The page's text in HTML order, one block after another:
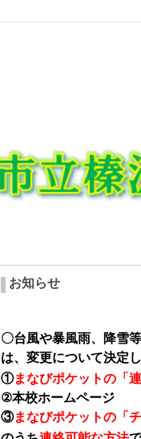
お知らせ
〇台風や暴風雨、 降雪
は、変更について決定し
①まなびポケットの「連
②本校ホームページ
③まなびポケットの「チ